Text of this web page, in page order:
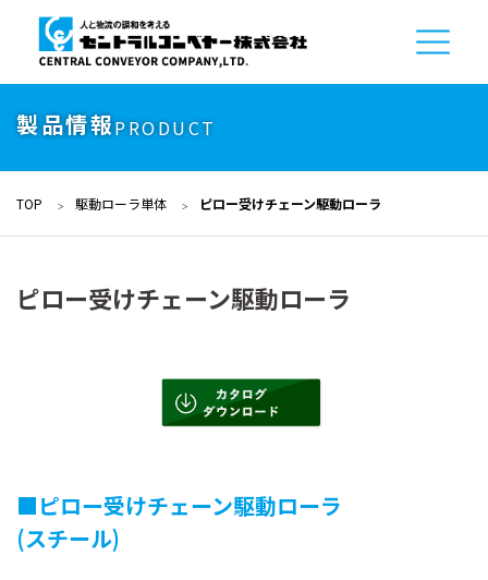
製品情報PRODUCT
TOP 駆動ローラ単体 ピロー受けチェーン駆動ローラ
ピロー受けチェーン駆動ローラ
■ピロー受けチェーン駆動ローラ
(スチール)